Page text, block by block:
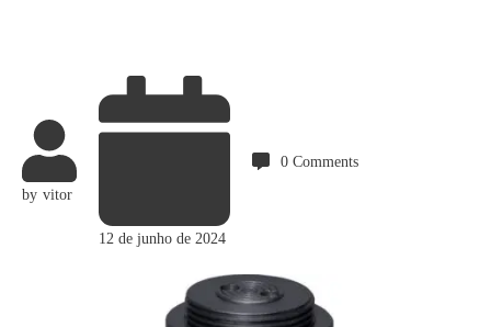
by vitor
12 de junho de 2024
0 Comments